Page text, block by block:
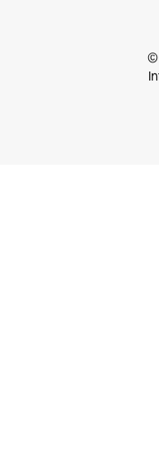
©